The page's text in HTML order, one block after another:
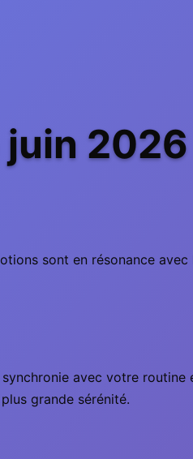
sont en résonance avec
avec votre routine
grande sérénité.